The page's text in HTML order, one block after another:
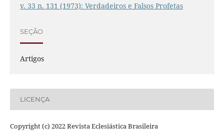
v. 33 n. 131 (1973): Verdadeiros e Falsos Profetas
SEÇÃO
Artigos
LICENÇA
Copyright (c) 2022 Revista Eclesiástica Brasileira